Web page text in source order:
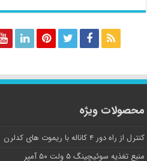
محصولات ویژه
کنترل از راه دور ۴ کاناله با ریموت های کدلرن
منبع تغذیه سوئیچینگ ۵ ولت ۵۰ آمپر